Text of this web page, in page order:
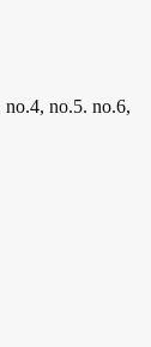
no.5. no.6,